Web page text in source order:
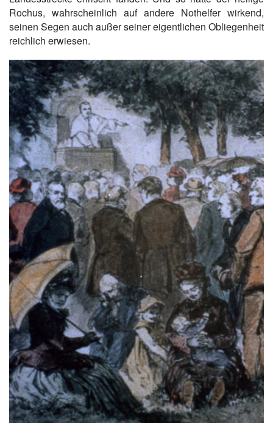
Rochus, wahrscheinlich auf andere Nothelfer wirkend,
seinen Segen auch außer seiner eigentlichen Obliegenheit
reichlich erwiesen.